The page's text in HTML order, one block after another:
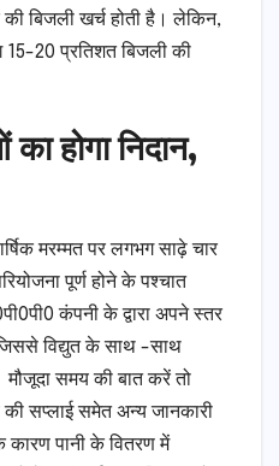
बिजली खर्च होती है। लेकिन,
20 प्रतिशत बिजली की
होगा निदान,
मरम्मत पर लगभग साढ़े चार
पूर्ण होने के पश्चात
कंपनी के द्वारा अपने स्तर
विद्युत के साथ -साथ
मौजूदा समय की बात करें तो
की सप्लाई समेत अन्य जानकारी
कारण पानी के वितरण में